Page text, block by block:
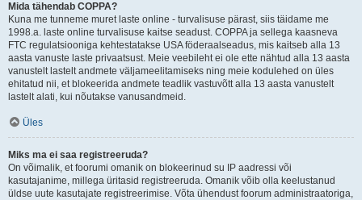
Mida tähendab COPPA?
Kuna me tunneme muret laste online - turvalisuse pärast, siis täidame me
1998.a. laste online turvalisuse kaitse seadust. COPPA ja sellega kaasneva
FTC regulatsiooniga kehtestatakse USA föderaalseadus, mis kaitseb alla 13
aasta vanuste laste privaatsust. Meie veebileht ei ole ette nähtud alla 13 aasta
vanustelt lastelt andmete väljameelitamiseks ning meie kodulehed on üles
ehitatud nii, et blokeerida andmete teadlik vastuvõtt alla 13 aasta vanustelt
lastelt alati, kui nõutakse vanusandmeid.
Üles
Miks ma ei saa registreeruda?
On võimalik, et foorumi omanik on blokeerinud su IP aadressi või
kasutajanime, millega üritasid registreeruda. Omanik võib olla keelustanud
üldse uute kasutajate registreerimise. Võta ühendust foorum administraatoriga,